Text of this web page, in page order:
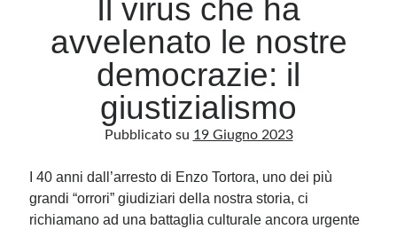
Il virus che ha
avvelenato le nostre
democrazie: il
giustizialismo
Pubblicato su 19 Giugno 2023
I 40 anni dall’arresto di Enzo Tortora, uno dei più
grandi “orrori” giudiziari della nostra storia, ci
richiamano ad una battaglia culturale ancora urgente